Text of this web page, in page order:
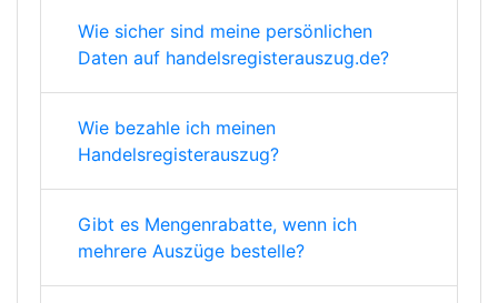
Wie sicher sind meine persönlichen
Daten auf handelsregisterauszug.de?
Wie bezahle ich meinen
Handelsregisterauszug?
Gibt es Mengenrabatte, wenn ich
mehrere Auszüge bestelle?